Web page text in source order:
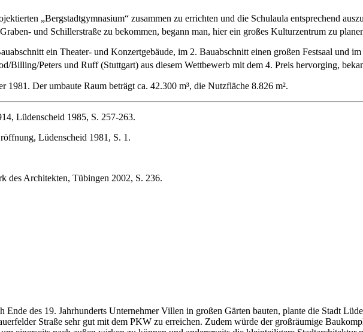
„Bergstadtgymnasium“ zusammen zu errichten und die Schulaula entsprechend
und Schillerstraße zu bekommen, begann man, hier ein großes Kulturzentrum zu
ein Theater- und Konzertgebäude, im 2. Bauabschnitt einen großen Festsaal und
Billing/Peters und Ruff (Stuttgart) aus diesem Wettbewerb mit dem 4. Preis hervorging,
Der umbaute Raum beträgt ca. 42.300 m³, die Nutzfläche 8.826 m².
Lüdenscheid 1985, S. 257-263.
Lüdenscheid 1981, S. 1.
des Architekten, Tübingen 2002, S. 236.
des 19. Jahrhunderts Unternehmer Villen in großen Gärten bauten, plante die Stadt
Straße sehr gut mit dem PKW zu erreichen. Zudem würde der großräumige